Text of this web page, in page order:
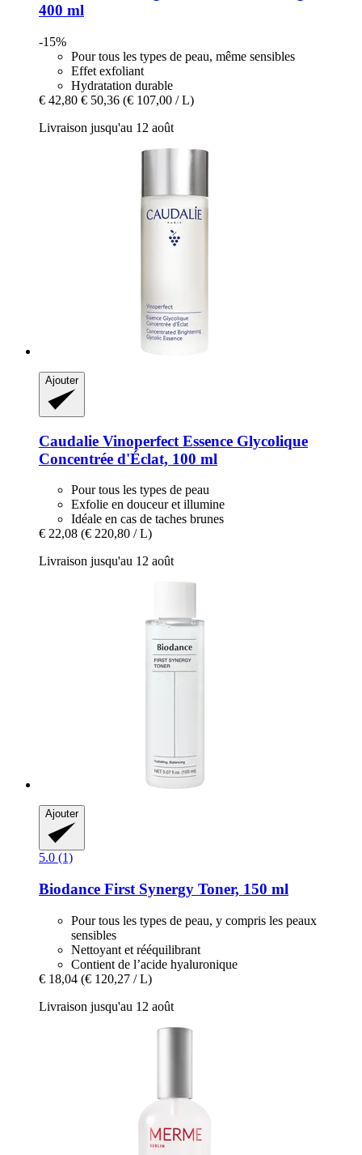
400 ml
-15%
Pour tous les types de peau, même sensibles
Effet exfoliant
Hydratation durable
€ 42,80 € 50,36 (€ 107,00 / L)
Livraison jusqu'au 12 août
Ajouter
Caudalie Vinoperfect Essence Glycolique
Concentrée d'Éclat, 100 ml
Pour tous les types de peau
Exfolie en douceur et illumine
Idéale en cas de taches brunes
€ 22,08 (€ 220,80 / L)
Livraison jusqu'au 12 août
Ajouter
5.0 (1)
Biodance First Synergy Toner, 150 ml
Pour tous les types de peau, y compris les peaux
sensibles
Nettoyant et rééquilibrant
Contient de l’acide hyaluronique
€ 18,04 (€ 120,27 / L)
Livraison jusqu'au 12 août